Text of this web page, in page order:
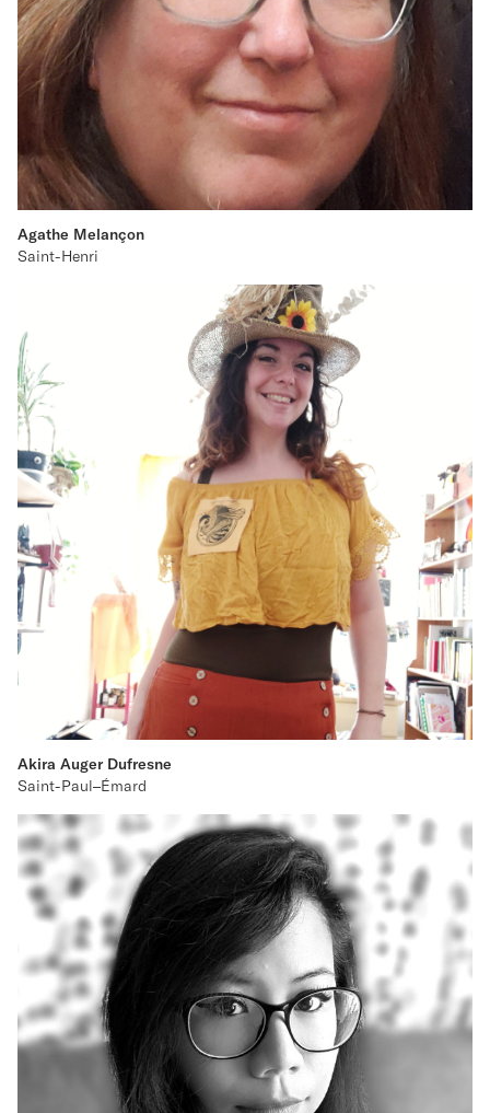
Agathe Melançon
Saint-Henri
Akira Auger Dufresne
Saint-Paul–Émard